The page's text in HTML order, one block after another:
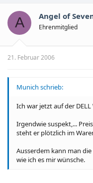
A Angel of
Ehrenmitglied
21. Februar 2006
Munich schrieb:
Ich war jetzt auf der DELL
Irgendwie suspekt,...
steht er plötzlich im
Ausserdem kann man
wie ich es mir wünsche.